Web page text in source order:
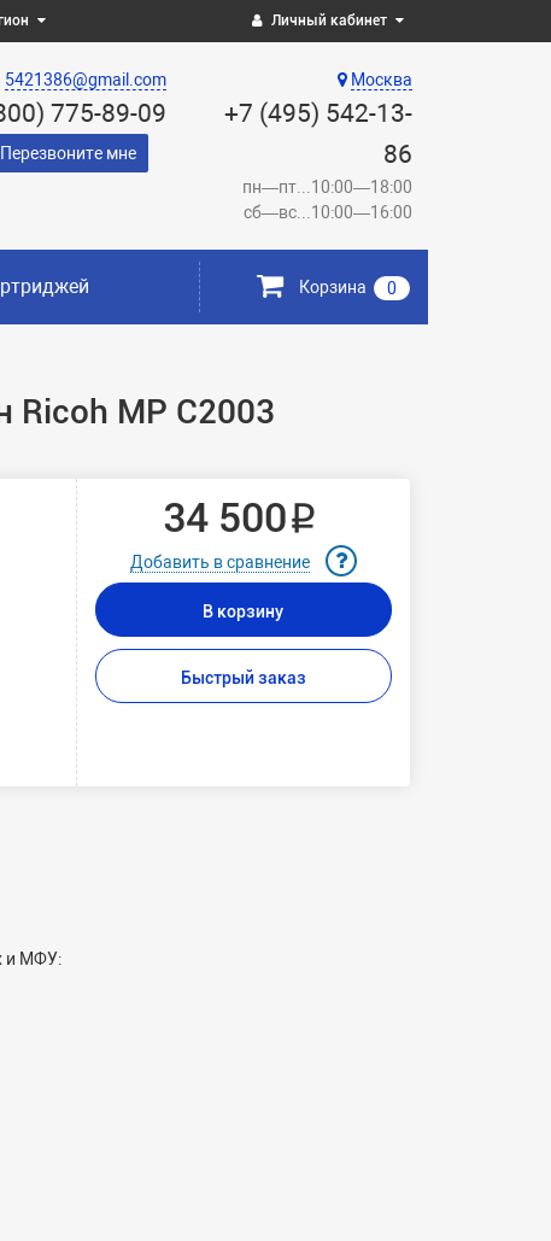
Личный кабинет
Москва
+7 (495) 542-13-
86
пн—пт...10:00—18:00
сб—вс...10:00—16:00
5421386@gmail.com
775-89-09
Перезвоните мне
Корзина 0
Ricoh MP C2003
34 500 ₽
Добавить в сравнение
В корзину
Быстрый заказ
и МФУ: